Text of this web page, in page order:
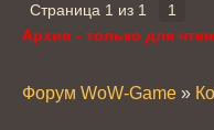
Страница 1 из 1
1
Архив - только для
Форум WoW-Game »